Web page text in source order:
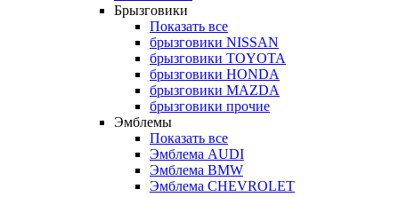
Брызговики
Показать все
брызговики NISSAN
брызговики TOYOTA
брызговики HONDA
брызговики MAZDA
брызговики прочие
Эмблемы
Показать все
Эмблема AUDI
Эмблема BMW
Эмблема CHEVROLET